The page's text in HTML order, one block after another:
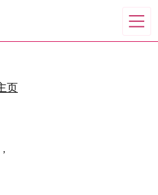
页